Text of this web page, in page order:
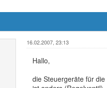
16.02.2007, 23:13
Hallo,
die Steuergeräte für